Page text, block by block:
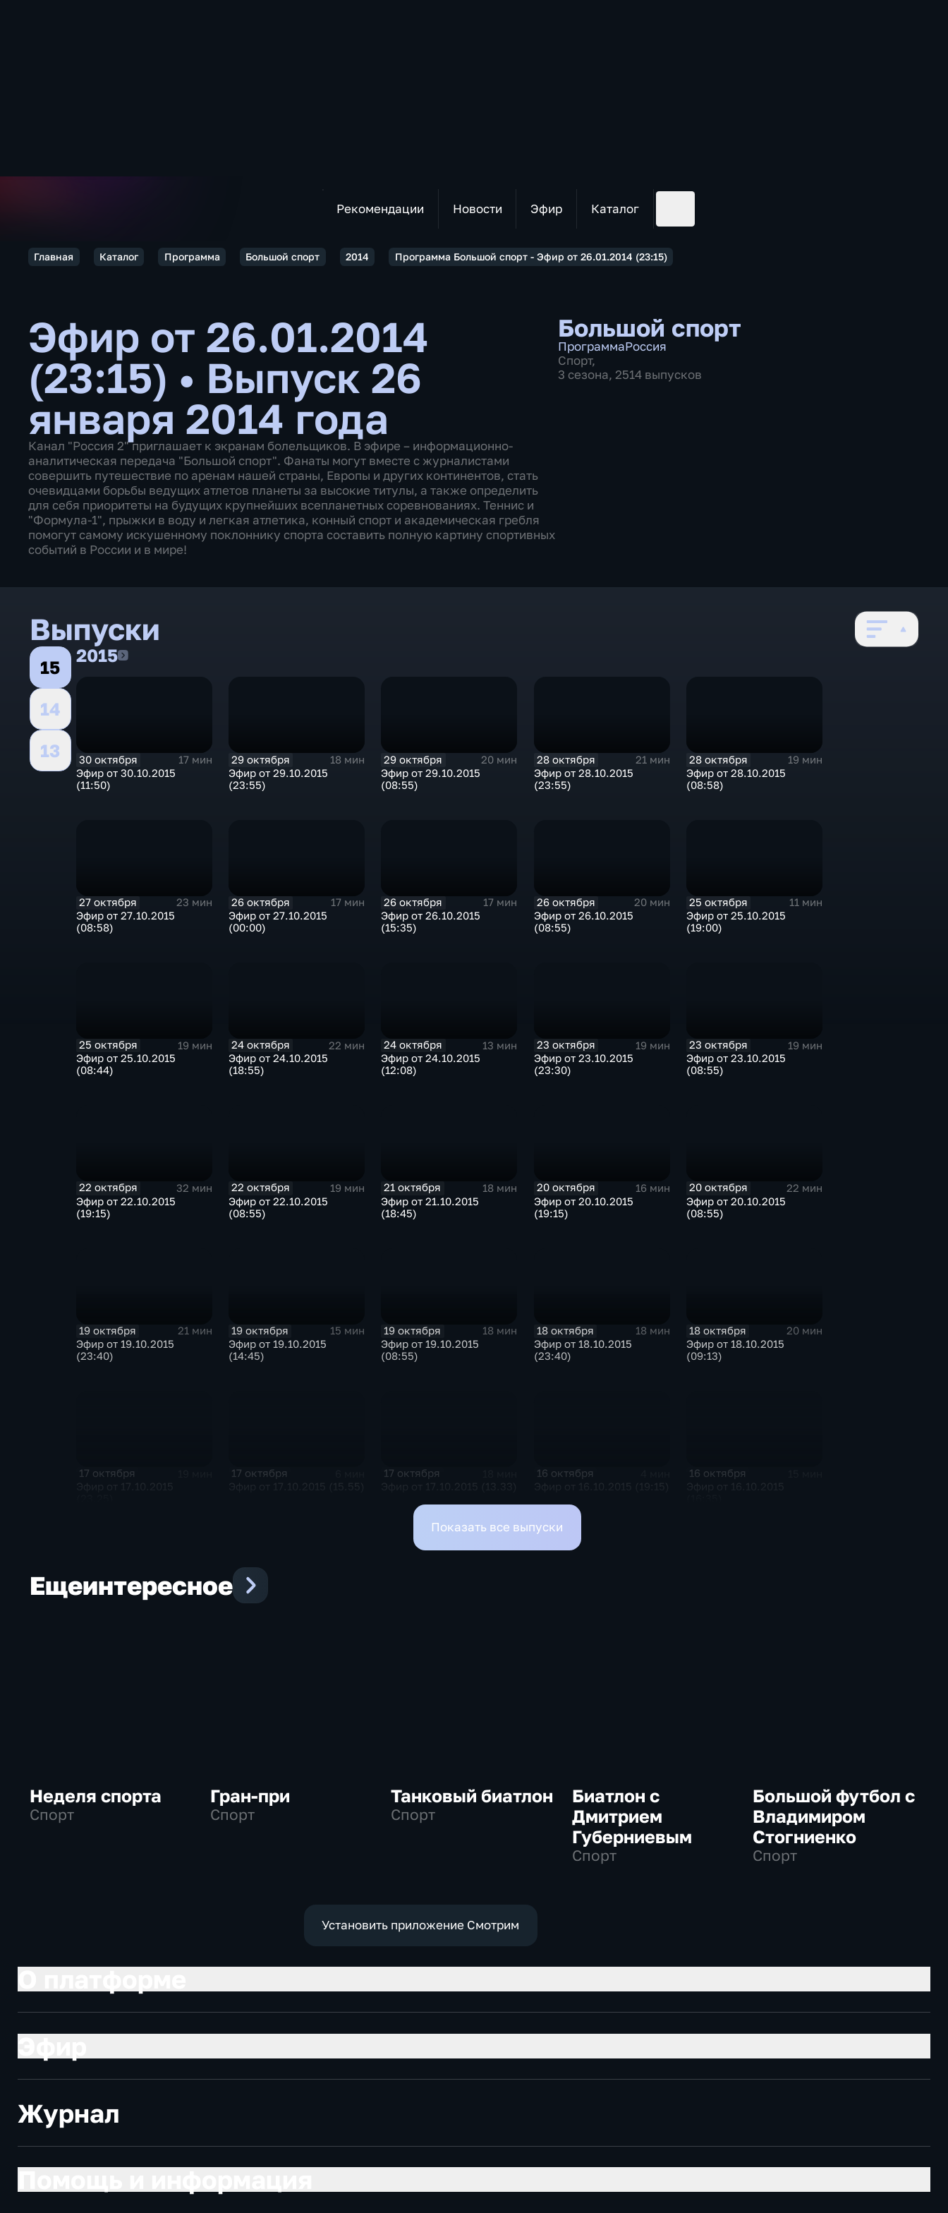
Рекомендации Новости Эфир Каталог
Главная Каталог Программа Большой спорт 2014 Программа Большой спорт - Эфир от 26.01.2014 (23:15)
Эфир от 26.01.2014
(23:15) • Выпуск 26
января 2014 года
Канал "Россия 2" приглашает к экранам болельщиков. В эфире – информационно-
аналитическая передача "Большой спорт". Фанаты могут вместе с журналистами
совершить путешествие по аренам нашей страны, Европы и других континентов, стать
очевидцами борьбы ведущих атлетов планеты за высокие титулы, а также определить
для себя приоритеты на будущих крупнейших всепланетных соревнованиях. Теннис и
"Формула-1", прыжки в воду и легкая атлетика, конный спорт и академическая гребля
помогут самому искушенному поклоннику спорта составить полную картину спортивных
событий в России и в мире!
Большой спорт
ПрограммаРоссия
Спорт,
3 сезона, 2514 выпусков
Выпуски
15
14
13
20152015
30 октября
17 мин
Эфир от 30.10.2015
(11:50)
29 октября
18 мин
Эфир от 29.10.2015
(23:55)
29 октября
20 мин
Эфир от 29.10.2015
(08:55)
28 октября
21 мин
Эфир от 28.10.2015
(23:55)
28 октября
19 мин
Эфир от 28.10.2015
(08:58)
27 октября
23 мин
Эфир от 27.10.2015
(08:58)
26 октября
17 мин
Эфир от 27.10.2015
(00:00)
26 октября
17 мин
Эфир от 26.10.2015
(15:35)
26 октября
20 мин
Эфир от 26.10.2015
(08:55)
25 октября
11 мин
Эфир от 25.10.2015
(19:00)
25 октября
19 мин
Эфир от 25.10.2015
(08:44)
24 октября
22 мин
Эфир от 24.10.2015
(18:55)
24 октября
13 мин
Эфир от 24.10.2015
(12:08)
23 октября
19 мин
Эфир от 23.10.2015
(23:30)
23 октября
19 мин
Эфир от 23.10.2015
(08:55)
22 октября
32 мин
Эфир от 22.10.2015
(19:15)
22 октября
19 мин
Эфир от 22.10.2015
(08:55)
21 октября
18 мин
Эфир от 21.10.2015
(18:45)
20 октября
16 мин
Эфир от 20.10.2015
(19:15)
20 октября
22 мин
Эфир от 20.10.2015
(08:55)
19 октября
21 мин
Эфир от 19.10.2015
(23:40)
19 октября
15 мин
Эфир от 19.10.2015
(14:45)
19 октября
18 мин
Эфир от 19.10.2015
(08:55)
18 октября
18 мин
Эфир от 18.10.2015
(23:40)
18 октября
20 мин
Эфир от 18.10.2015
(09:13)
17 октября 17 октября 17 октября 16 октября 16 октября
Показать все выпуски
Ещеинтересное
Неделя спорта
Спорт
Гран-при
Спорт
Танковый биатлон
Спорт
Биатлон с
Дмитрием
Губерниевым
Спорт
Большой футбол с
Владимиром
Стогниенко
Спорт
Установить приложение Смотрим
Журнал